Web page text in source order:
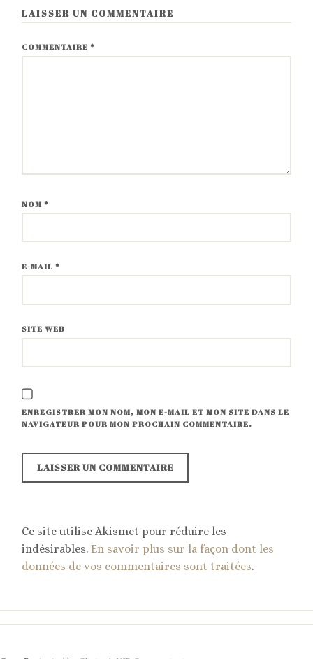
LAISSER UN COMMENTAIRE
COMMENTAIRE*
NOM*
E-MAIL*
SITE WEB
ENREGISTRER MON NOM, MON E-MAIL ET MON SITE DANS LE
NAVIGATEUR POUR MON PROCHAIN COMMENTAIRE.
Ce site utilise Akismet pour réduire les
indésirables.En savoir plus sur la façon dont les
données de vos commentaires sont traitées.